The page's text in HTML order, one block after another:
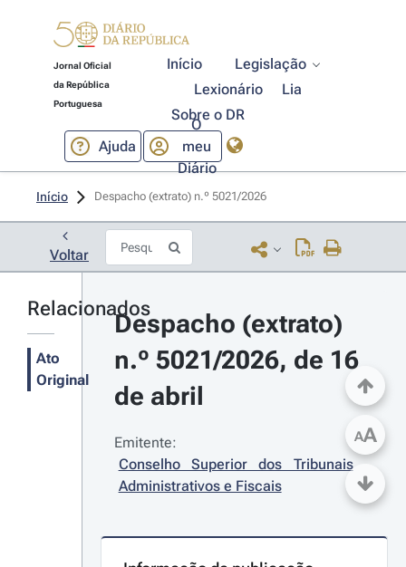
Jornal Oficial
da República
Portuguesa
Início
Legislação
Lexionário
Lia
Sobre o DR
Ajuda
O
meu
Diário
Início Despacho (extrato) n.º 5021/2026
Voltar
Relacionados
Ato
Original
Despacho (extrato)
n.º 5021/2026, de 16
de abril
Emitente:
Conselho Superior dos Tribunais
Administrativos e Fiscais
AA